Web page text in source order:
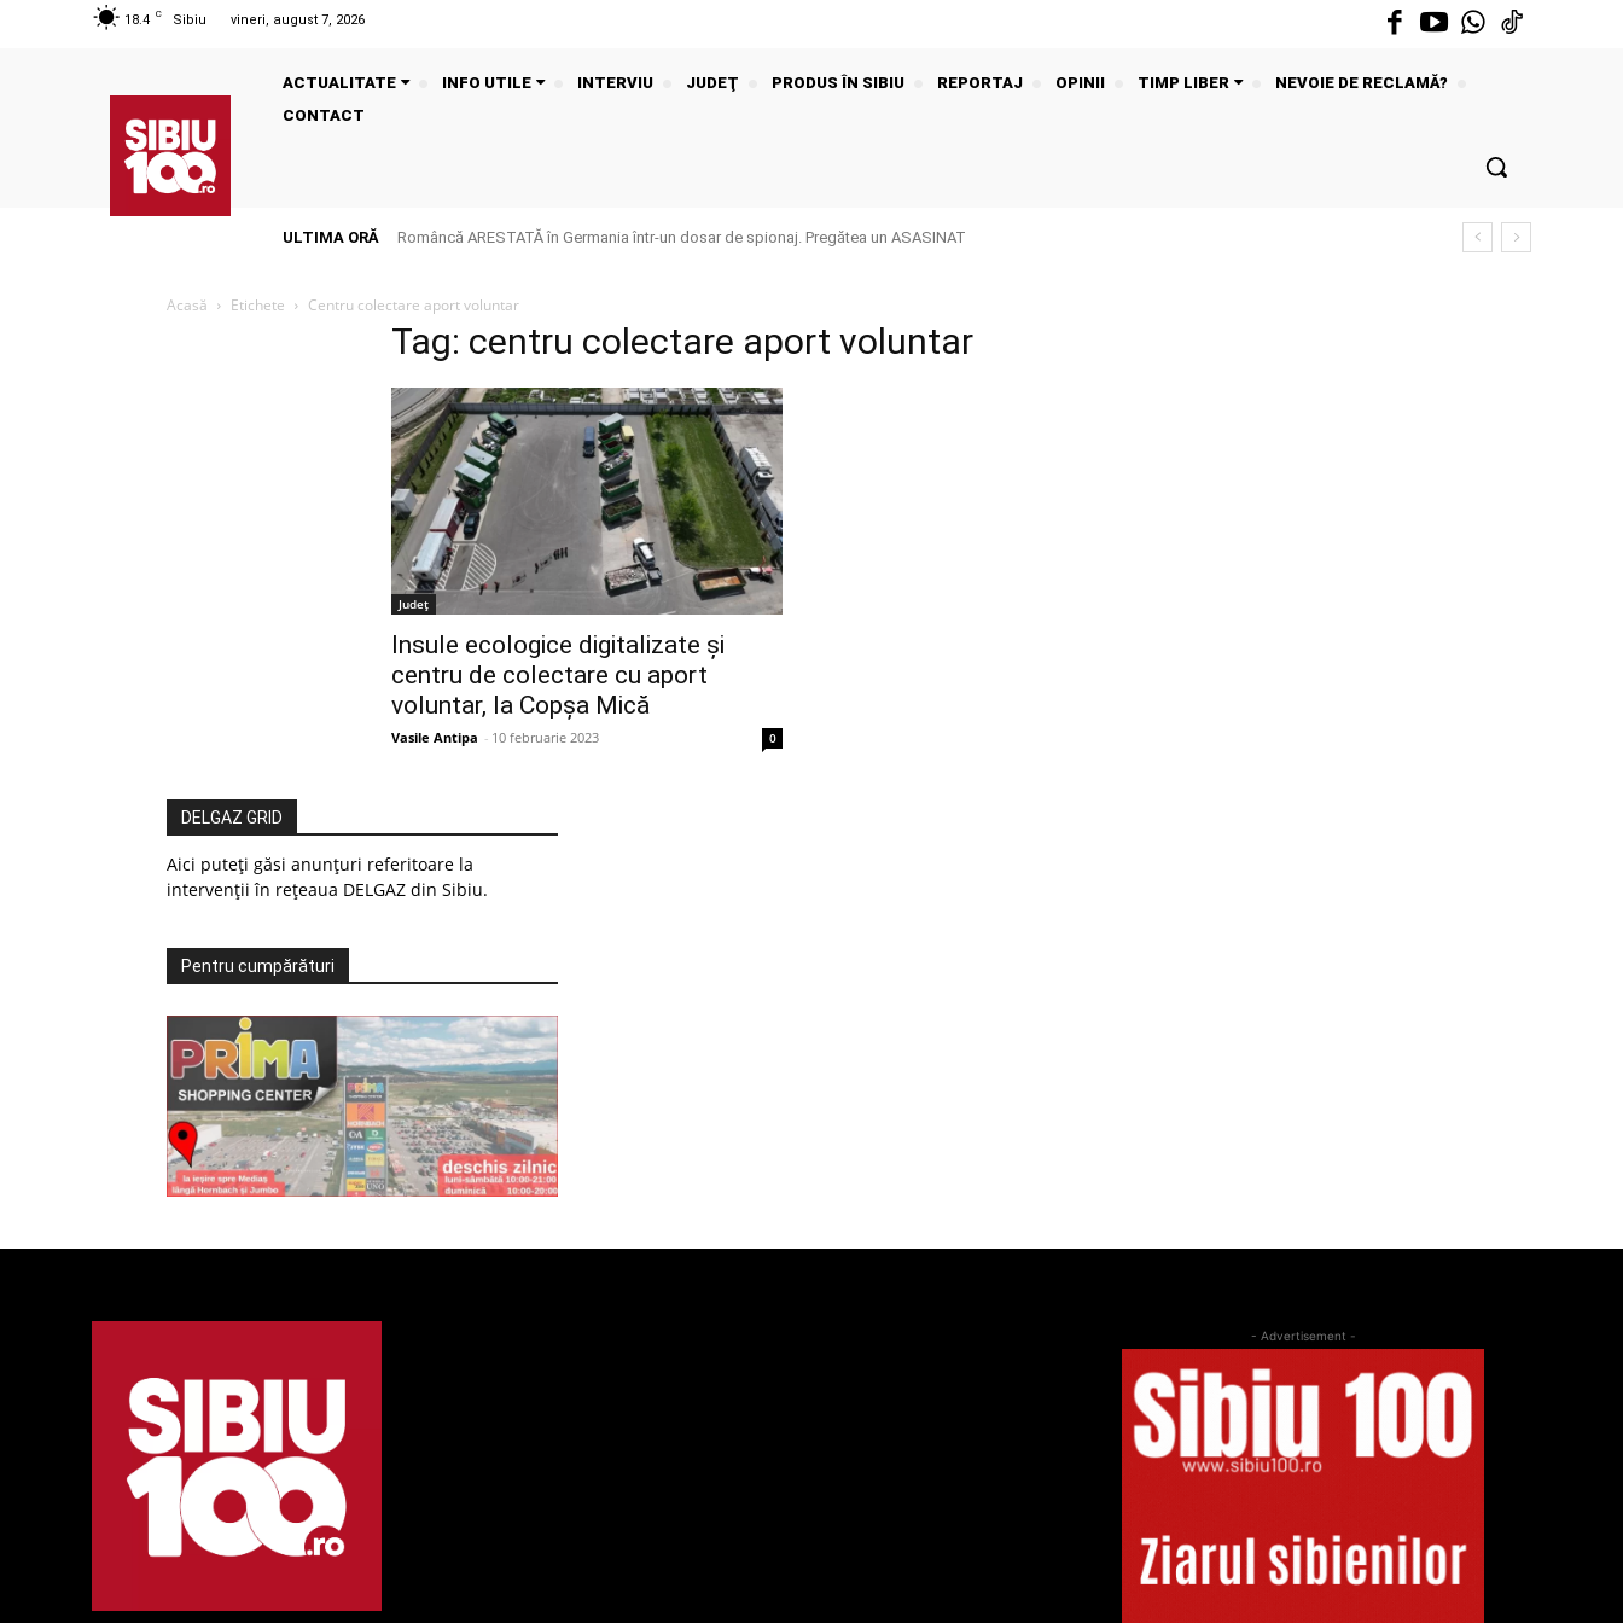
18.4 C Sibiu vineri, august 7, 2026
ACTUALITATE INFO UTILE INTERVIU JUDEŢ PRODUS ÎN SIBIU REPORTAJ OPINII TIMP LIBER
NEVOIE DE RECLAMĂ?
CONTACT
ULTIMA ORĂ Româncă ARESTATĂ în Germania într-un dosar de spionaj. Pregătea un ASASINAT
Acasă Etichete Centru colectare aport voluntar
Tag: centru colectare aport voluntar
Judeţ
Insule ecologice digitalizate și
centru de colectare cu aport
voluntar, la Copșa Mică
Vasile Antipa - 10 februarie 2023 0
DELGAZ GRID
Aici puteți găsi anunțuri referitoare la
intervenții în rețeaua DELGAZ din Sibiu.
Pentru cumpărături
- Advertisement -